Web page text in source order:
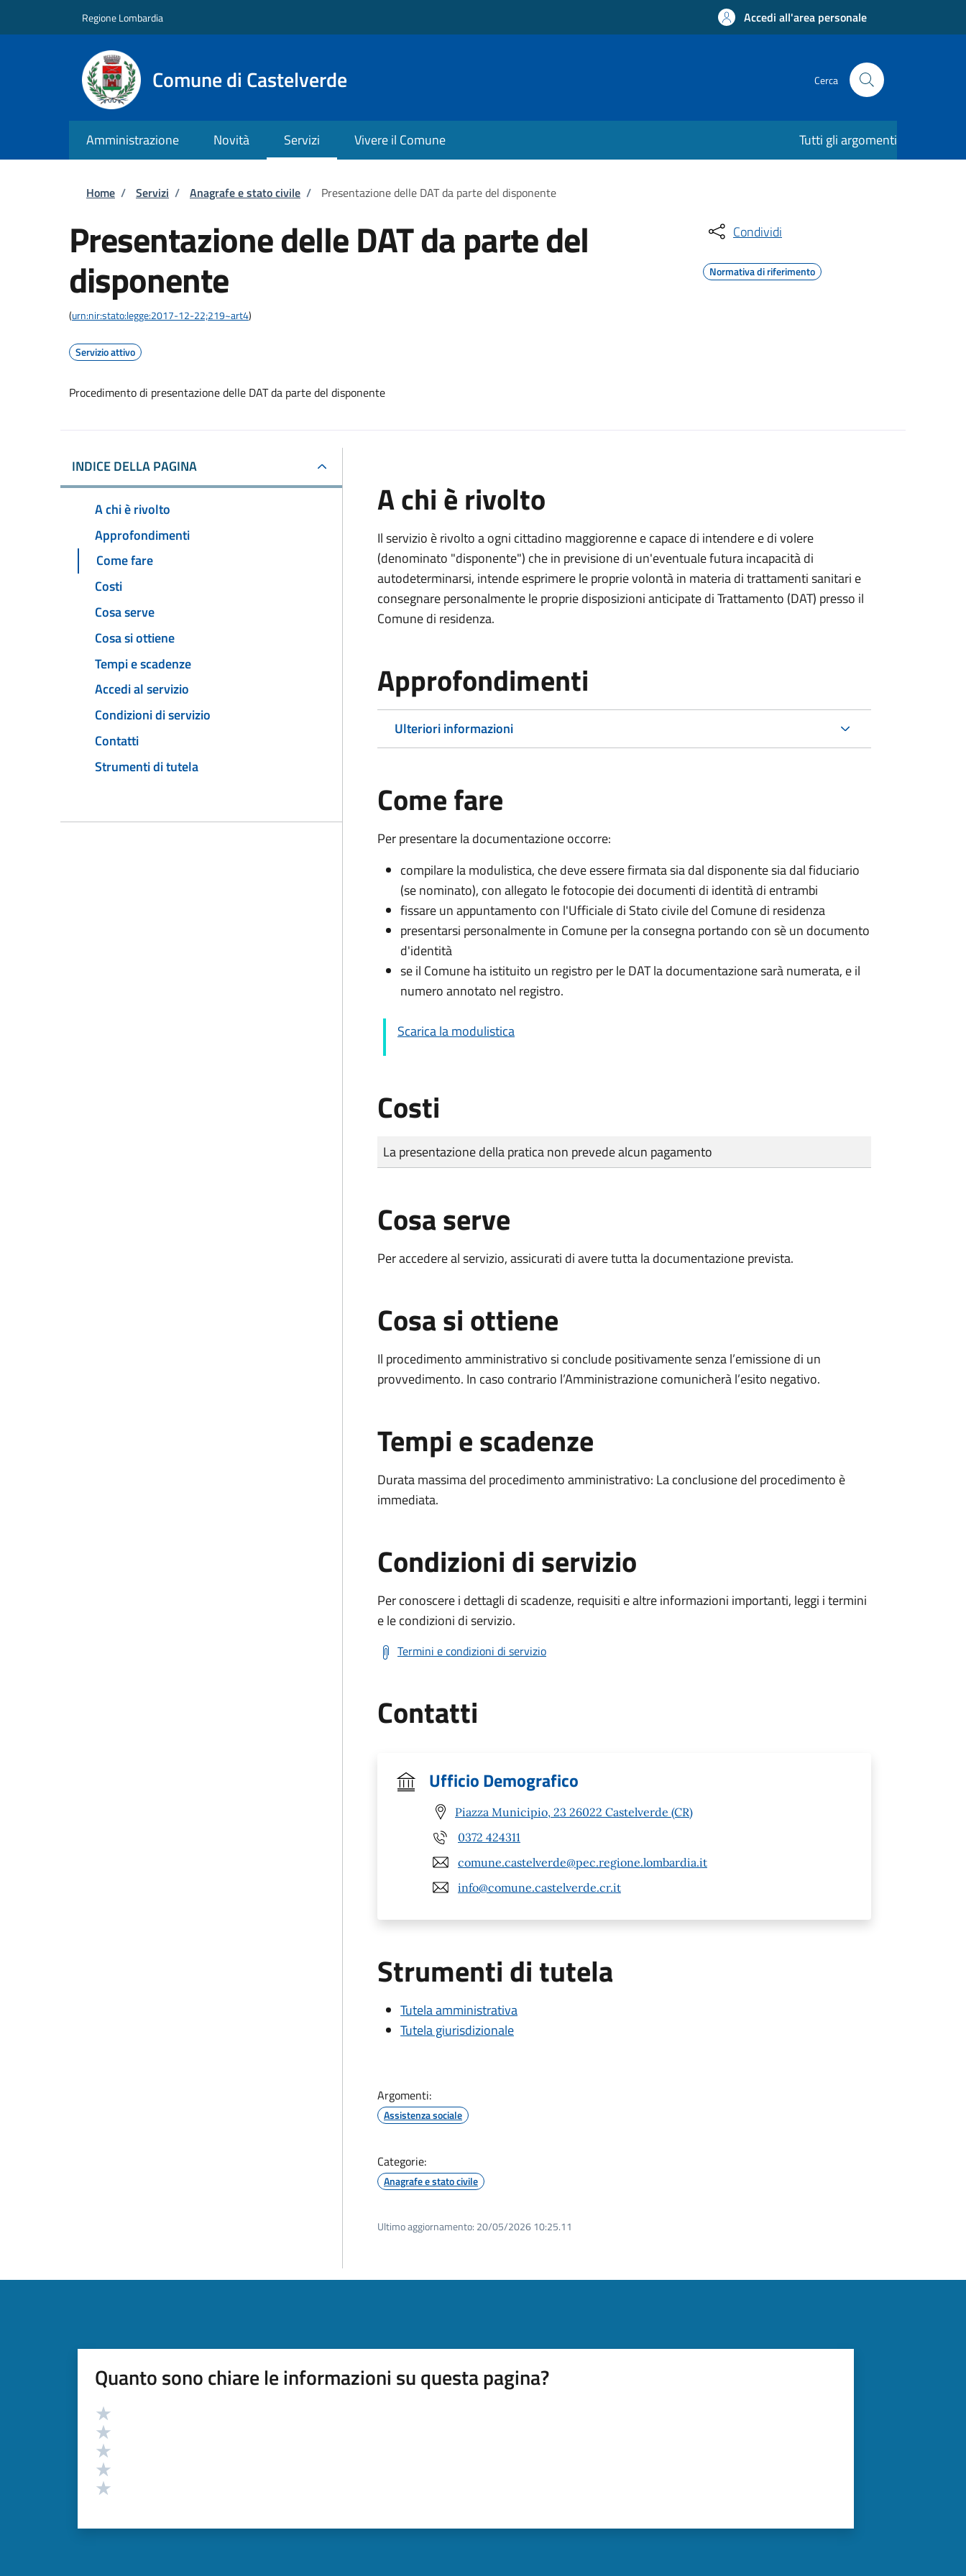
Regione Lombardia Accedi all'area personale
Comune di Castelverde Cerca
Amministrazione Novità Servizi Vivere il Comune Tutti gli argomenti
Briciole di pane
Home / Servizi / Anagrafe e stato civile / Presentazione delle DAT da parte del disponente
Presentazione delle DAT da parte del
disponente
(urn:nir:stato:legge:2017-12-22;219~art4)
Servizio attivo
Procedimento di presentazione delle DAT da parte del disponente
Condividi
Normativa di riferimento
INDICE DELLA PAGINA
A chi è rivolto
Approfondimenti
Come fare
Costi
Cosa serve
Cosa si ottiene
Tempi e scadenze
Accedi al servizio
Condizioni di servizio
Contatti
Strumenti di tutela
A chi è rivolto
Il servizio è rivolto a ogni cittadino maggiorenne e capace di intendere e di volere
(denominato "disponente") che in previsione di un'eventuale futura incapacità di
autodeterminarsi, intende esprimere le proprie volontà in materia di trattamenti sanitari e
consegnare personalmente le proprie disposizioni anticipate di Trattamento (DAT) presso il
Comune di residenza.
Approfondimenti
Ulteriori informazioni
Come fare
Per presentare la documentazione occorre:
compilare la modulistica, che deve essere firmata sia dal disponente sia dal fiduciario
(se nominato), con allegato le fotocopie dei documenti di identità di entrambi
fissare un appuntamento con l'Ufficiale di Stato civile del Comune di residenza
presentarsi personalmente in Comune per la consegna portando con sè un documento
d'identità
se il Comune ha istituito un registro per le DAT la documentazione sarà numerata, e il
numero annotato nel registro.
Scarica la modulistica
Costi
Tipo di pagamento
Importo
La presentazione della pratica non prevede alcun pagamento
Cosa serve
Per accedere al servizio, assicurati di avere tutta la documentazione prevista.
Cosa si ottiene
Il procedimento amministrativo si conclude positivamente senza l’emissione di un
provvedimento. In caso contrario l’Amministrazione comunicherà l’esito negativo.
Tempi e scadenze
Durata massima del procedimento amministrativo: La conclusione del procedimento è
immediata.
Condizioni di servizio
Per conoscere i dettagli di scadenze, requisiti e altre informazioni importanti, leggi i termini
e le condizioni di servizio.
Termini e condizioni di servizio
Contatti
Ufficio Demografico
Piazza Municipio, 23 26022 Castelverde (CR)
0372 424311
comune.castelverde@pec.regione.lombardia.it
info@comune.castelverde.cr.it
Strumenti di tutela
Tutela amministrativa
Tutela giurisdizionale
Argomenti:
Assistenza sociale
Categorie:
Anagrafe e stato civile
Ultimo aggiornamento: 20/05/2026 10:25.11
Quanto sono chiare le informazioni su questa pagina?
Valutazione